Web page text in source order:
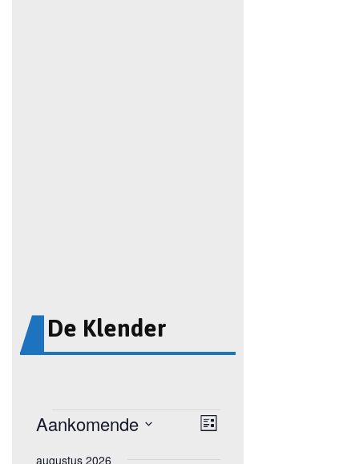
De Klender